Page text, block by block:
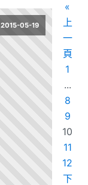
2015-05-19
«
上
一
頁
1
...
8
9
10
11
12
下